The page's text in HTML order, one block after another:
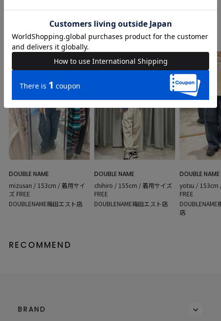
COORDINATE
DOUBLE NAME
mizusan / 153cm / 着用サイ
ズ FREE
DOUBLENAME梅田エスト店
DOUBLE NAME
chihiro / 155cm / 着用サイズ
FREE
DOUBLENAME梅田エスト店
DOUBLE NAME
yotsu / 153cm
FREE
店
RECOMMEND
BRAND